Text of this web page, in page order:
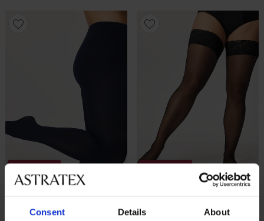
Consent Details About
2+1 GRATIS
-20 % GET20
2+1 GRATIS